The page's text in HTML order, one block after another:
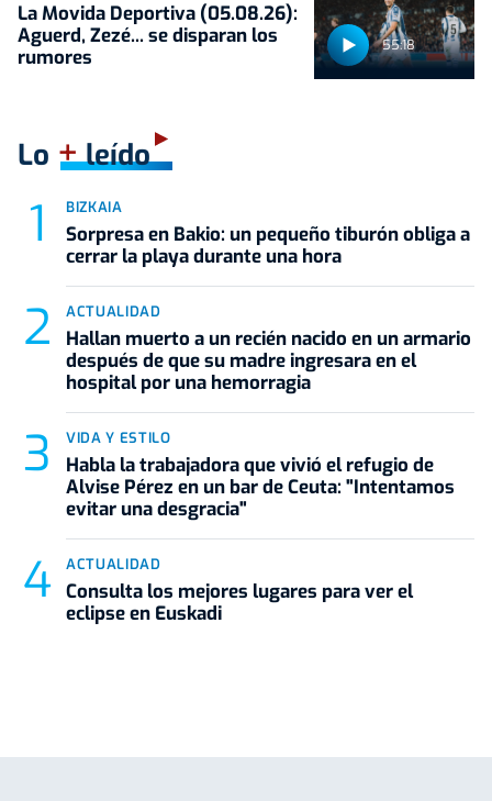
55:18
La Movida Deportiva (05.08.26):
Aguerd, Zezé... se disparan los
rumores
Lo +leído
BIZKAIA
Sorpresa en Bakio: un pequeño tiburón obliga a
cerrar la playa durante una hora
ACTUALIDAD
Hallan muerto a un recién nacido en un armario
después de que su madre ingresara en el
hospital por una hemorragia
VIDA Y ESTILO
Habla la trabajadora que vivió el refugio de
Alvise Pérez en un bar de Ceuta: "Intentamos
evitar una desgracia"
ACTUALIDAD
Consulta los mejores lugares para ver el
eclipse en Euskadi